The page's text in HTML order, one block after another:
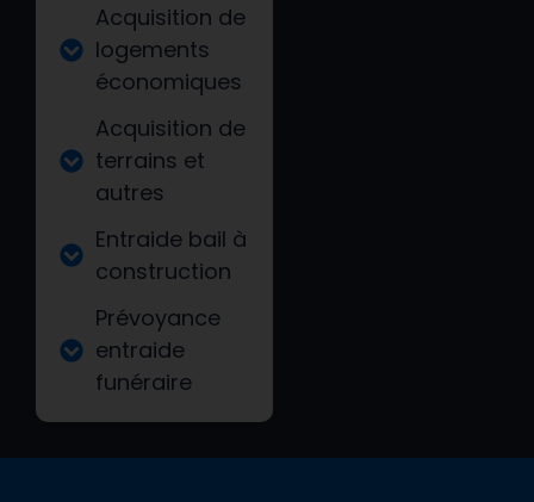
Acquisition de
logements
économiques
Acquisition de
terrains et
autres
Entraide bail à
construction
Prévoyance
entraide
funéraire